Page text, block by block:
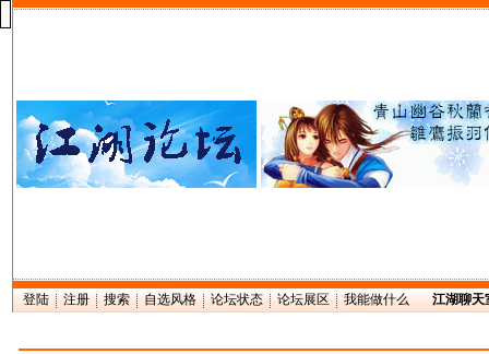
登陆 注册 搜索 自选风格 论坛状态 论坛展区 我能做什么 江湖聊天